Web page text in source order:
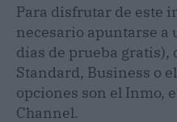
Para disfrutar de este
necesario apuntarse a
días de prueba gratis),
Standard, Business o
opciones son el Inmo,
Channel.